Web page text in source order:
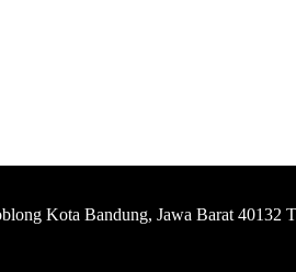
Kota Bandung, Jawa Barat 40132